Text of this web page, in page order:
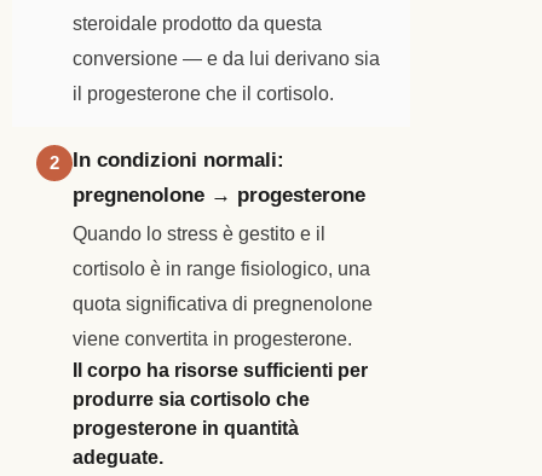
steroidale prodotto da questa
conversione — e da lui derivano sia
il progesterone che il cortisolo.
2
In condizioni normali:
pregnenolone → progesterone
Quando lo stress è gestito e il
cortisolo è in range fisiologico, una
quota significativa di pregnenolone
viene convertita in progesterone.
Il corpo ha risorse sufficienti per
produrre sia cortisolo che
progesterone in quantità
adeguate.